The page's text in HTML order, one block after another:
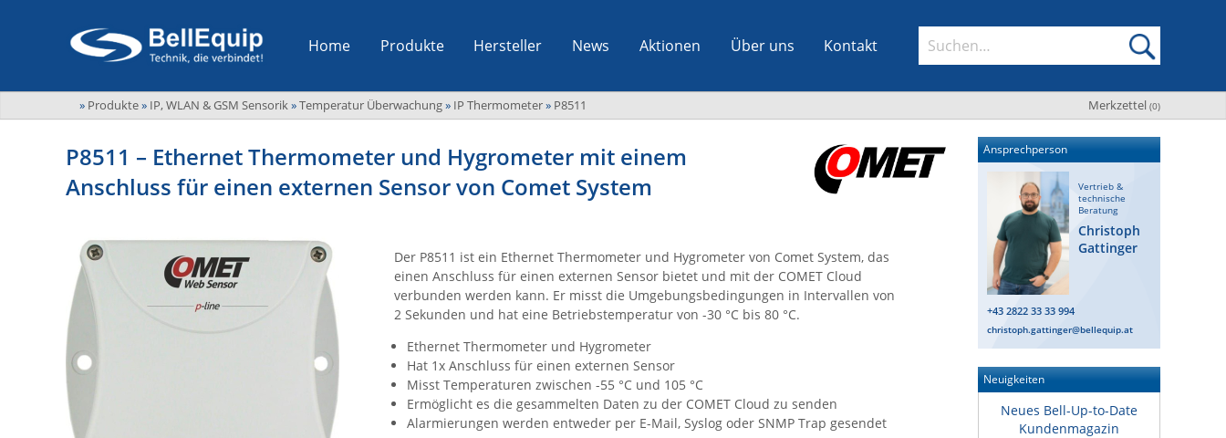
Home Produkte Hersteller News Aktionen Über uns Kontakt
Merkzettel (0)
» Produkte» IP, WLAN & GSM Sensorik»Temperatur Überwachung» IP Thermometer» P8511
P8511 – Ethernet Thermometer und Hygrometer mit einem
Anschluss für einen externen Sensor von Comet System
Der P8511 ist ein Ethernet Thermometer und Hygrometer von Comet System, das
einen Anschluss für einen externen Sensor bietet und mit der COMET Cloud
verbunden werden kann. Er misst die Umgebungsbedingungen in Intervallen von
2 Sekunden und hat eine Betriebstemperatur von -30 °C bis 80 °C.
Ethernet Thermometer und Hygrometer
Hat 1x Anschluss für einen externen Sensor
Misst Temperaturen zwischen -55 °C und 105 °C
Ermöglicht es die gesammelten Daten zu der COMET Cloud zu senden
Alarmierungen werden entweder per E-Mail, Syslog oder SNMP Trap gesendet
Ansprechperson
Vertrieb &
technische
Beratung
Christoph
Gattinger
+43 2822 33 33 994
christoph.gattinger@bellequip.at
Neuigkeiten
Neues Bell-Up-to-Date
Kundenmagazin